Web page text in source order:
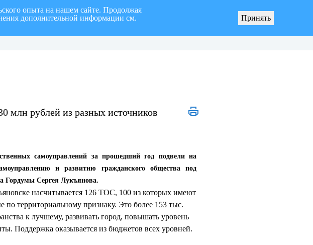
О мерах по реализации инициативных
млн рублей из разных источников
самоуправлений за прошедший год подвели на
и развитию гражданского общества под
Гордумы Сергея Лукъянова.
насчитывается 126 ТОС, 100 из которых имеют
территориальному признаку. Это более 153 тыс.
к лучшему, развивать город, повышать уровень
Поддержка оказывается из бюджетов всех уровней.
опыта на нашем сайте. Продолжая
дополнительной информации см.
Принять